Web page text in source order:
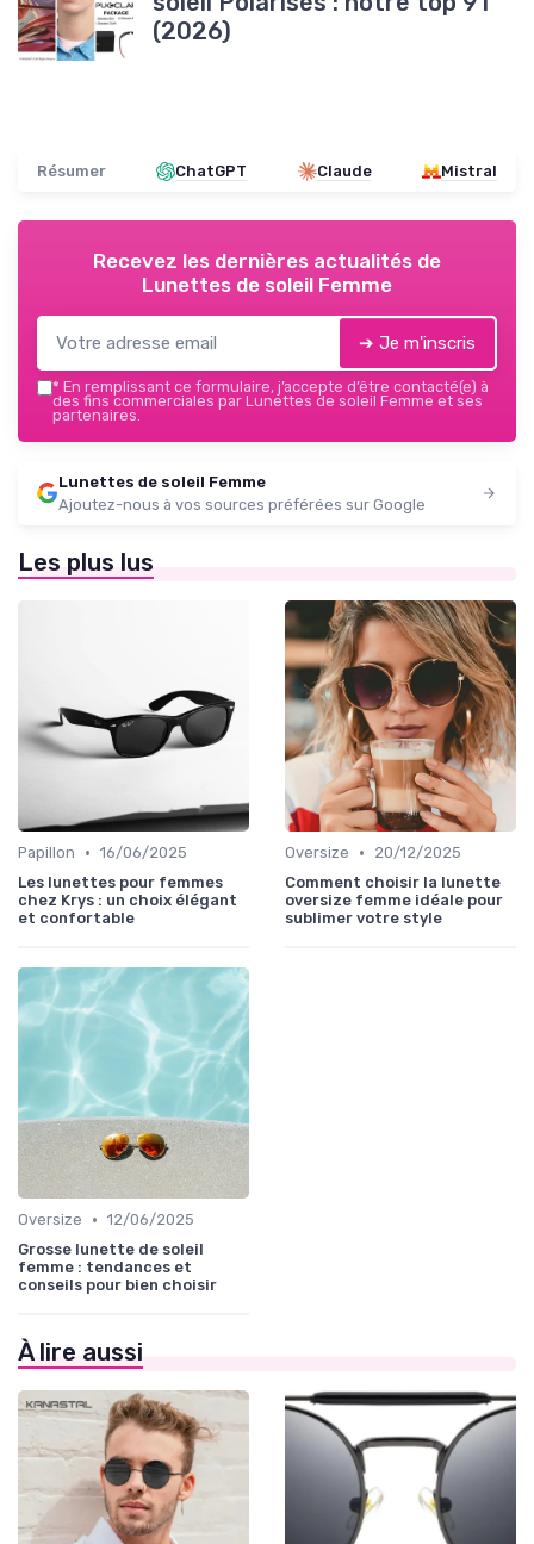
(2026)
Résumer ChatGPT Claude Mistral
Recevez les dernières actualités de
Lunettes de soleil Femme
➔ Je m'inscris
* En remplissant ce formulaire, j’accepte d’être contacté(e) à
des fins commerciales par Lunettes de soleil Femme et ses
partenaires.
Lunettes de soleil Femme
Ajoutez-nous à vos sources préférées sur Google
Les plus lus
Papillon • 16/06/2025
Les lunettes pour femmes
chez Krys : un choix élégant
et confortable
Oversize •
20/12/2025
Comment choisir la lunette
oversize femme idéale pour
sublimer votre style
Oversize • 12/06/2025
Grosse lunette de soleil
femme : tendances et
conseils pour bien choisir
À lire aussi